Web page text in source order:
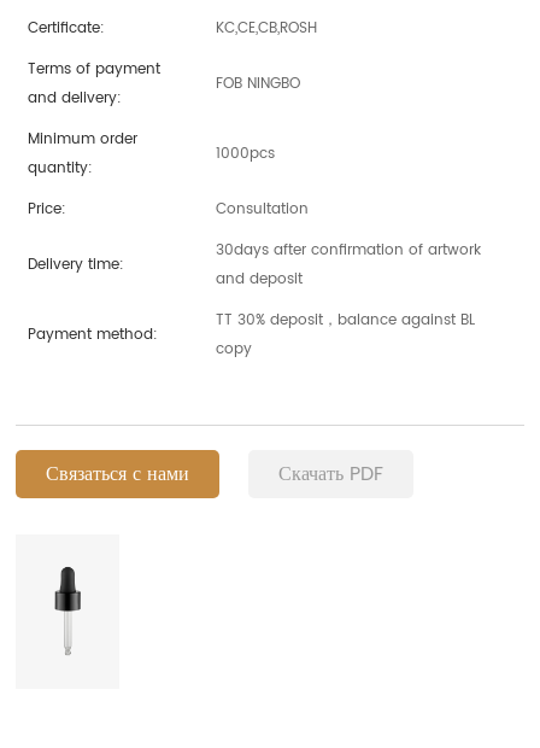
Certificate:
KC,CE,CB,ROSH
Terms of payment
and delivery:
FOB NINGBO
Minimum order
quantity:
1000pcs
Price: Consultation
Delivery time:
30days after confirmation of artwork
and deposit
Payment method:
TT 30% deposit，balance against BL
copy
Связаться с нами Скачать PDF